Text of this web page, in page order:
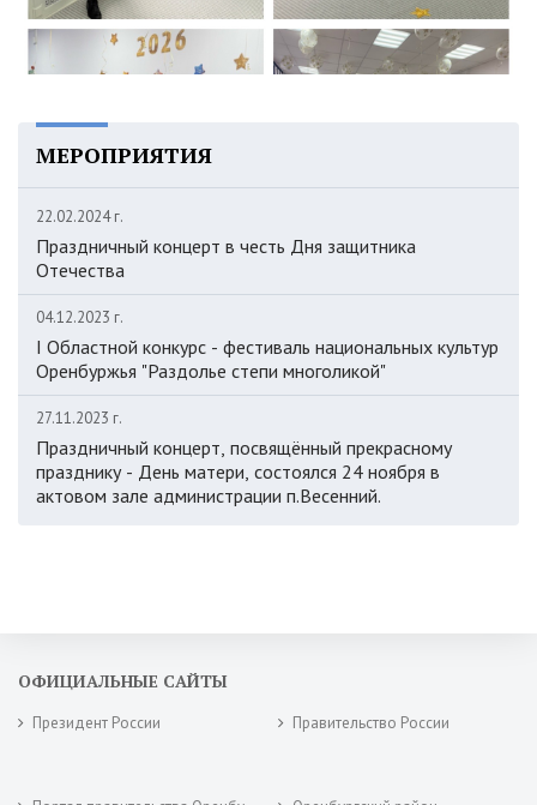
МЕРОПРИЯТИЯ
22.02.2024 г.
Праздничный концерт в честь Дня защитника
Отечества
04.12.2023 г.
I Областной конкурс - фестиваль национальных культур
Оренбуржья "Раздолье степи многоликой"
27.11.2023 г.
Праздничный концерт, посвящённый прекрасному
празднику - День матери, состоялся 24 ноября в
актовом зале администрации п.Весенний.
ОФИЦИАЛЬНЫЕ САЙТЫ
Президент России Правительство России